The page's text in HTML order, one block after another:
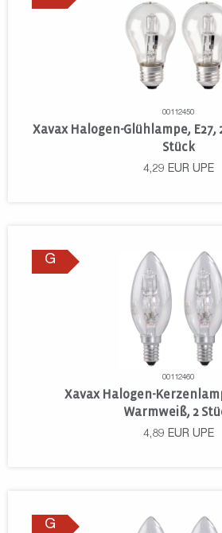
00112450
Xavax Halogen-Glühlampe, E27,
Stück
4,29 EUR UPE
G
00112460
Xavax Halogen-
Warmweiß, 2
4,89 EUR UPE
G